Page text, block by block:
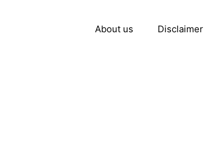
About us Disclaimer